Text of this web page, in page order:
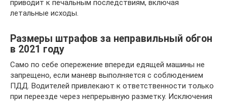
приводит к печальным последствиям, включая
летальные исходы.
Размеры штрафов за неправильный обгон
в 2021 году
Само по себе опережение впереди едящей машины не
запрещено, если маневр выполняется с соблюдением
ПДД. Водителей привлекают к ответственности только
при переезде через непрерывную разметку. Исключения